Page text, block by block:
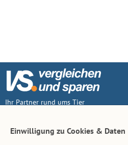
Ihr Partner rund ums Tier
Einwilligung zu Cookies & Daten